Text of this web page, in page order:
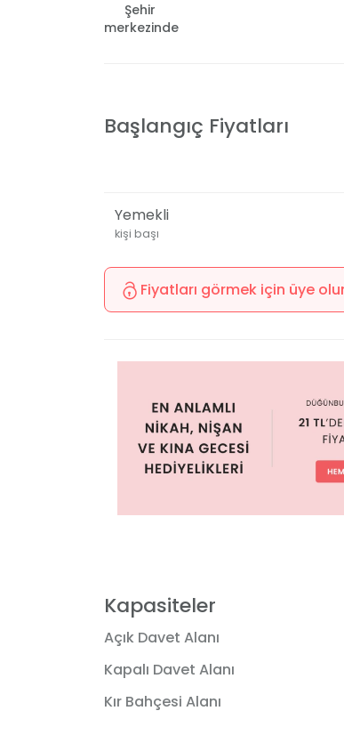
Şehir
merkezinde
Başlangıç Fiyatları
Yemekli
kişi başı
Fiyatları görmek için üye
Kapasiteler
Açık Davet Alanı
Kapalı Davet Alanı
Kır Bahçesi Alanı